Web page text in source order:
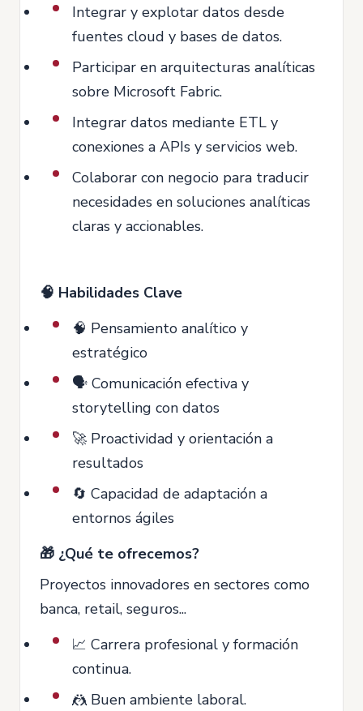
Integrar y explotar datos desde
fuentes cloud y bases de datos.
Participar en arquitecturas analíticas
sobre Microsoft Fabric.
Integrar datos mediante ETL y
conexiones a APIs y servicios web.
Colaborar con negocio para traducir
necesidades en soluciones analíticas
claras y accionables.
🧠 Habilidades Clave
🧠 Pensamiento analítico y
estratégico
🗣️ Comunicación efectiva y
storytelling con datos
🚀 Proactividad y orientación a
resultados
🔄 Capacidad de adaptación a
entornos ágiles
🎁 ¿Qué te ofrecemos?
Proyectos innovadores en sectores como
banca, retail, seguros...
📈 Carrera profesional y formación
continua.
🤼 Buen ambiente laboral.